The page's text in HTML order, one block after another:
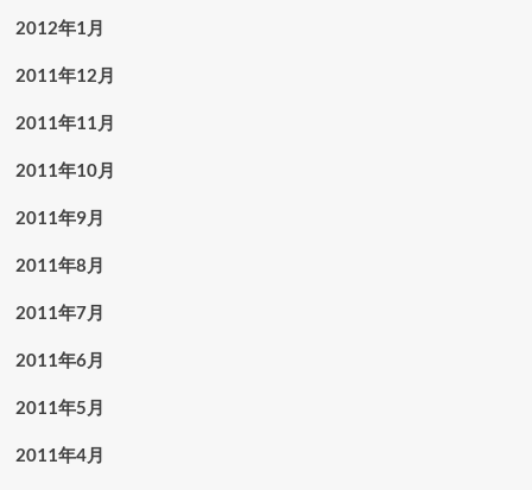
2012年1月
2011年12月
2011年11月
2011年10月
2011年9月
2011年8月
2011年7月
2011年6月
2011年5月
2011年4月